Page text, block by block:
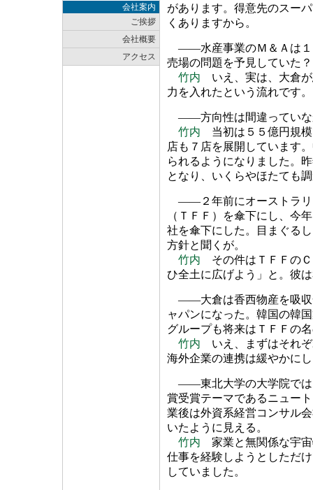
会社案内
ご挨拶
会社概要
アクセス
があります。得意先のスー
くありますから。
――水産事業のＭ＆Ａは１
売場の問題を予見していた？
竹内 いえ、実は、大倉が
力を入れたという流れです。
――方向性は間違っていな
竹内 当初は５５億円規模
店も７店を展開しています
られるようになりました。
となり、いくらやほたても
――２年前にオーストラリ
（ＴＦＦ）を傘下にし、今
社を傘下にした。目まぐる
方針と聞くが。
竹内 その件はＴＦＦのＣ
ひ全土に広げよう」と。彼
――大倉は香西物産を吸収
ャパンになった。韓国の韓
グループも将来はＴＦＦの
竹内 いえ、まずはそれぞ
海外企業の連携は緩やかに
――東北大学の大学院では
賞受賞テーマであるニュー
業後は外資系経営コンサル
いたように見える。
竹内 家業と無関係な宇宙
仕事を経験しようとしただ
していました。